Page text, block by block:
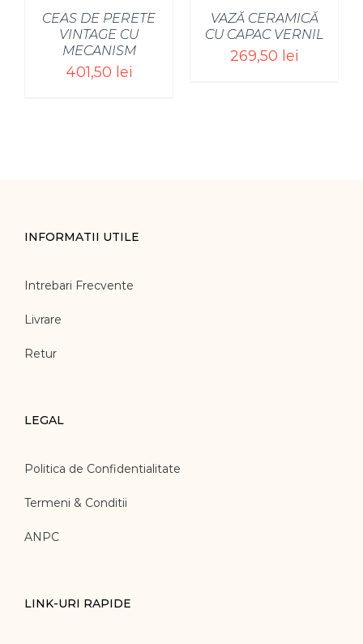
CEAS DE PERETE
VINTAGE CU
MECANISM
401,50 lei
VAZĂ CERAMICĂ
CU CAPAC VERNIL
269,50 lei
INFORMATII UTILE
Intrebari Frecvente
Livrare
Retur
LEGAL
Politica de Confidentialitate
Termeni & Conditii
ANPC
LINK-URI RAPIDE